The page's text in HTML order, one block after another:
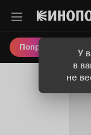
У
в
не
Попробовать Плюс